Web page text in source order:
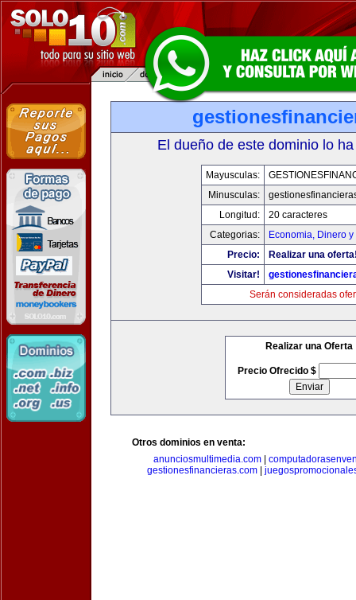
El dueño de este dominio lo
Mayusculas:
Minusculas:
Longitud:
20 caracteres
Categorias:
Economia, Dinero
Precio:
Realizar una
Visitar!
Serán consideradas
Realizar una Oferta
Precio Ofrecido $
Otros dominios en venta:
anunciosmultimedia.com
gestionesfinancieras.com